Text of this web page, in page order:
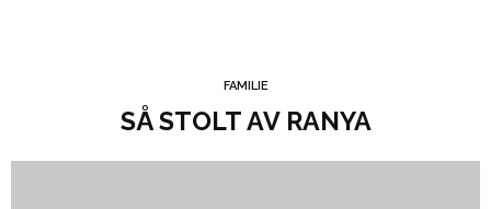
FAMILIE
SÅ STOLT AV RANYA